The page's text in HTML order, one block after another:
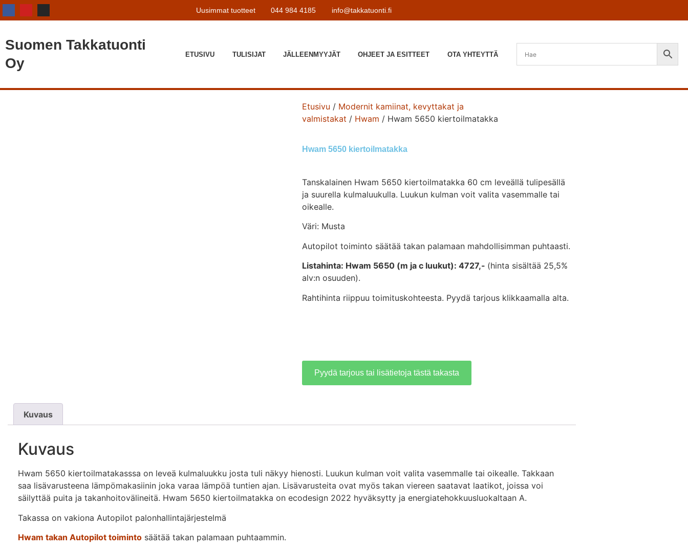
Uusimmat tuotteet 044 984 4185 info@takkatuonti.fi
Suomen Takkatuonti
Oy
ETUSIVU TULISIJAT JÄLLEENMYYJÄT OHJEET JA ESITTEET OTA YHTEYTTÄ
Etusivu / Modernit kamiinat, kevyttakat ja
valmistakat / Hwam / Hwam 5650 kiertoilmatakka
Hwam 5650 kiertoilmatakka
Tanskalainen Hwam 5650 kiertoilmatakka 60 cm leveällä tulipesällä
ja suurella kulmaluukulla. Luukun kulman voit valita vasemmalle tai
oikealle.
Väri: Musta
Autopilot toiminto säätää takan palamaan mahdollisimman puhtaasti.
Listahinta: Hwam 5650 (m ja c luukut): 4727,- (hinta sisältää 25,5%
alv:n osuuden).
Rahtihinta riippuu toimituskohteesta. Pyydä tarjous klikkaamalla alta.
Pyydä tarjous tai lisätietoja tästä takasta
Kuvaus
Kuvaus
Hwam 5650 kiertoilmatakasssa on leveä kulmaluukku josta tuli näkyy hienosti. Luukun kulman voit valita vasemmalle tai oikealle. Takkaan
saa lisävarusteena lämpömakasiinin joka varaa lämpöä tuntien ajan. Lisävarusteita ovat myös takan viereen saatavat laatikot, joissa voi
säilyttää puita ja takanhoitovälineitä. Hwam 5650 kiertoilmatakka on ecodesign 2022 hyväksytty ja energiatehokkuusluokaltaan A.
Takassa on vakiona Autopilot palonhallintajärjestelmä
Hwam takan Autopilot toiminto säätää takan palamaan puhtaammin.